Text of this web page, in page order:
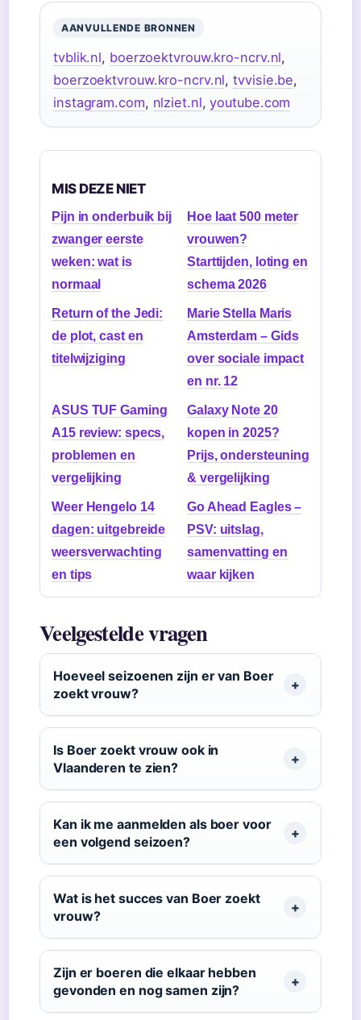
AANVULLENDE BRONNEN
tvblik.nl, boerzoektvrouw.kro-ncrv.nl,
boerzoektvrouw.kro-ncrv.nl,tvvisie.be,
instagram.com, nlziet.nl,youtube.com
MIS DEZE NIET
Pijn in onderbuik bij
zwanger eerste
weken: wat is
normaal
Hoe laat 500 meter
vrouwen?
Starttijden, loting en
schema 2026
Return of the Jedi:
de plot, cast en
titelwijziging
Marie Stella Maris
Amsterdam – Gids
over sociale impact
en nr. 12
ASUS TUF Gaming
A15 review: specs,
problemen en
vergelijking
Galaxy Note 20
kopen in 2025?
Prijs, ondersteuning
& vergelijking
Weer Hengelo 14
dagen: uitgebreide
weersverwachting
en tips
Go Ahead Eagles –
PSV: uitslag,
samenvatting en
waar kijken
Veelgestelde vragen
Hoeveel seizoenen zijn er van Boer
zoekt vrouw?
Is Boer zoekt vrouw ook in
Vlaanderen te zien?
Kan ik me aanmelden als boer voor
een volgend seizoen?
Wat is het succes van Boer zoekt
vrouw?
Zijn er boeren die elkaar hebben
gevonden en nog samen zijn?